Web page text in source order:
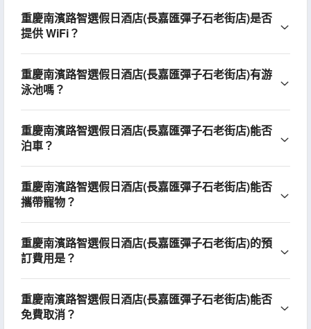
重慶南濱路智選假日酒店(長嘉匯彈子石老街店)是否
提供 WiFi？
重慶南濱路智選假日酒店(長嘉匯彈子石老街店)有游
泳池嗎？
重慶南濱路智選假日酒店(長嘉匯彈子石老街店)能否
泊車？
重慶南濱路智選假日酒店(長嘉匯彈子石老街店)能否
攜帶寵物？
重慶南濱路智選假日酒店(長嘉匯彈子石老街店)的預
訂費用是？
重慶南濱路智選假日酒店(長嘉匯彈子石老街店)能否
免費取消？